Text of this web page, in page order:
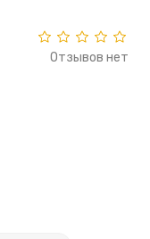
Отзывов нет